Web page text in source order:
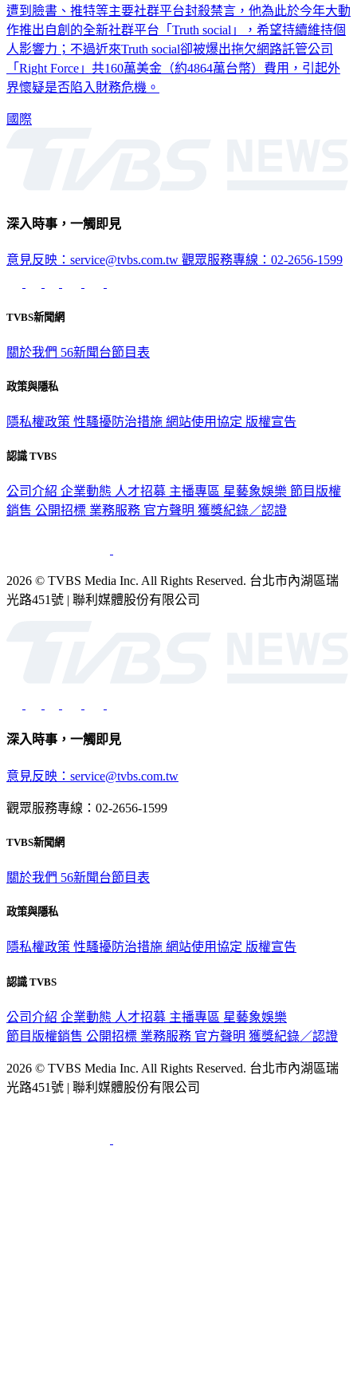
遭到臉書、推特等主要社群平台封殺禁言，他為此於今年大動
作推出自創的全新社群平台「Truth social」，希望持續維持個
人影響力；不過近來Truth social卻被爆出拖欠網路託管公司
「Right Force」共160萬美金（約4864萬台幣）費用，引起外
界懷疑是否陷入財務危機。
國際
深入時事，一觸即見
意見反映：service@tvbs.com.tw 觀眾服務專線：02-2656-1599
TVBS新聞網
關於我們 56新聞台節目表
政策與隱私
隱私權政策 性騷擾防治措施 網站使用協定 版權宣告
認識 TVBS
公司介紹 企業動態 人才招募 主播專區 星藝象娛樂 節目版權
銷售 公開招標 業務服務 官方聲明 獲獎紀錄／認證
2026 © TVBS Media Inc. All Rights Reserved. 台北市內湖區瑞
光路451號 | 聯利媒體股份有限公司
深入時事，一觸即見
意見反映：service@tvbs.com.tw
觀眾服務專線：02-2656-1599
TVBS新聞網
關於我們 56新聞台節目表
政策與隱私
隱私權政策 性騷擾防治措施 網站使用協定 版權宣告
認識 TVBS
公司介紹 企業動態 人才招募 主播專區 星藝象娛樂
節目版權銷售 公開招標 業務服務 官方聲明 獲獎紀錄／認證
2026 © TVBS Media Inc. All Rights Reserved. 台北市內湖區瑞
光路451號 | 聯利媒體股份有限公司